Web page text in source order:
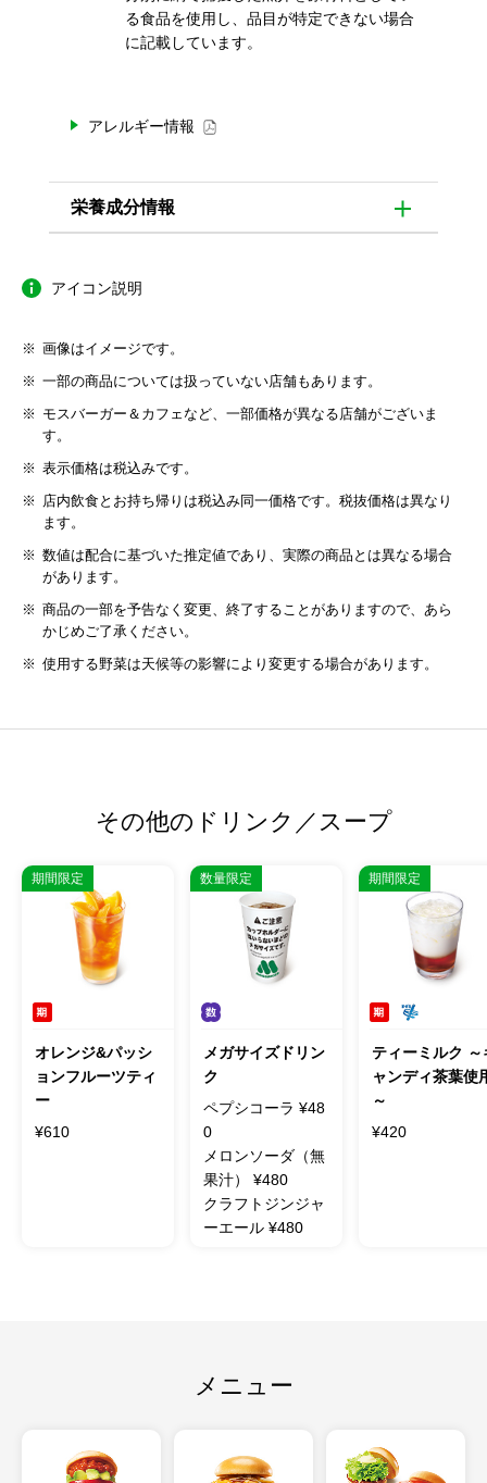
る食品を使用し、品目が特定できない場合
に記載しています。
アレルギー情報
栄養成分情報
アイコン説明
画像はイメージです。
一部の商品については扱っていない店舗もあります。
モスバーガー＆カフェなど、一部価格が異なる店舗がございま
す。
表示価格は税込みです。
店内飲食とお持ち帰りは税込み同一価格です。税抜価格は異なり
ます。
数値は配合に基づいた推定値であり、実際の商品とは異なる場合
があります。
商品の一部を予告なく変更、終了することがありますので、あら
かじめご了承ください。
使用する野菜は天候等の影響により変更する場合があります。
その他のドリンク／スープ
オレンジ&パッシ
ョンフルーツティ
ー
¥610
期間限定
メガサイズドリン
ク
ペプシコーラ ¥48
0
メロンソーダ（無
果汁） ¥480
クラフトジンジャ
ーエール ¥480
数量限定
ティーミルク ～
ャンディ茶葉使
～
¥420
期間限定
メニュー